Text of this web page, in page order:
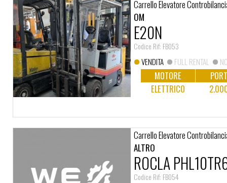
Carrello Elevatore
OM
E20N
Codice Rif: FB053
VENDITA FULL RENTAL
MOTORE
ELETTRICO
Carrello Elevatore
ALTRO
ROCLA
Codice Rif: FB054